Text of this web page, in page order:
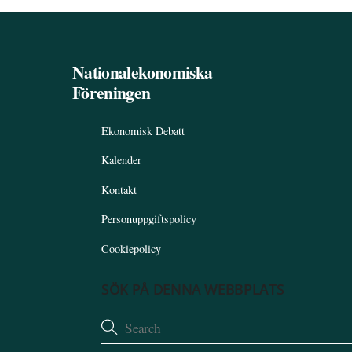
Nationalekonomiska
Föreningen
Ekonomisk Debatt
Kalender
Kontakt
Personuppgiftspolicy
Cookiepolicy
SÖK PÅ DENNA WEBBPLATS